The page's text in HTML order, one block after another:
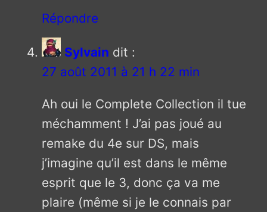
Répondre
Sylvain dit :
27 août 2011 à 21 h 22 min
Ah oui le Complete Collection il tue
méchamment ! J’ai pas joué au
remake du 4e sur DS, mais
j’imagine qu’il est dans le même
esprit que le 3, donc ça va me
plaire (même si je le connais par